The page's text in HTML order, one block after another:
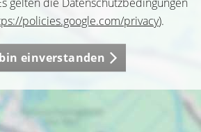
policies.google.com/privacy).
einverstanden